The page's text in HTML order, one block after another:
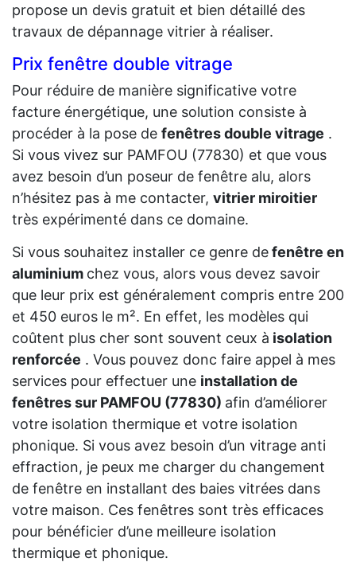
propose un devis gratuit et bien détaillé des
travaux de dépannage vitrier à réaliser.
Prix fenêtre double vitrage
Pour réduire de manière significative votre
facture énergétique, une solution consiste à
procéder à la pose de fenêtres double vitrage .
Si vous vivez sur PAMFOU (77830) et que vous
avez besoin d’un poseur de fenêtre alu, alors
n’hésitez pas à me contacter, vitrier miroitier
très expérimenté dans ce domaine.
Si vous souhaitez installer ce genre defenêtre en
aluminium chez vous, alors vous devez savoir
que leur prix est généralement compris entre 200
et 450 euros le m². En effet, les modèles qui
coûtent plus cher sont souvent ceux à isolation
renforcée . Vous pouvez donc faire appel à mes
services pour effectuer une installation de
fenêtres sur PAMFOU (77830) afin d’améliorer
votre isolation thermique et votre isolation
phonique. Si vous avez besoin d’un vitrage anti
effraction, je peux me charger du changement
de fenêtre en installant des baies vitrées dans
votre maison. Ces fenêtres sont très efficaces
pour bénéficier d’une meilleure isolation
thermique et phonique.